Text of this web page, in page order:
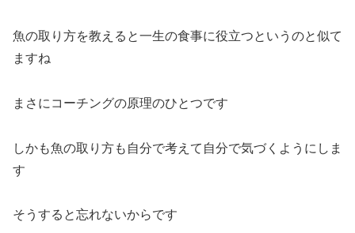
魚の取り方を教えると一生の食事に役立つというのと似て
ますね
まさにコーチングの原理のひとつです
しかも魚の取り方も自分で考えて自分で気づくようにしま
す
そうすると忘れないからです